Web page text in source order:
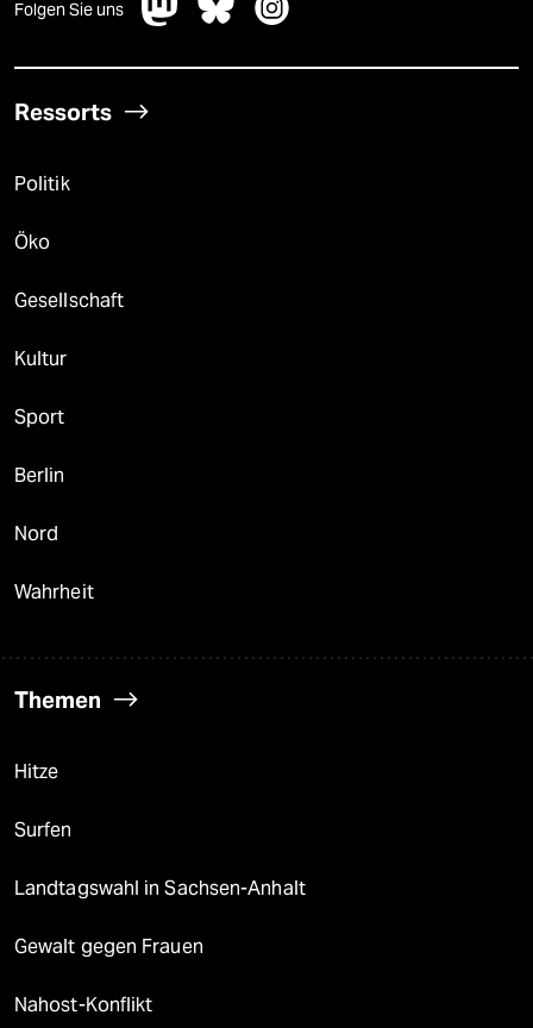
Folgen Sie uns
Ressorts
Politik
Öko
Gesellschaft
Kultur
Sport
Berlin
Nord
Wahrheit
Themen
Hitze
Surfen
Landtagswahl in Sachsen-Anhalt
Gewalt gegen Frauen
Nahost-Konflikt